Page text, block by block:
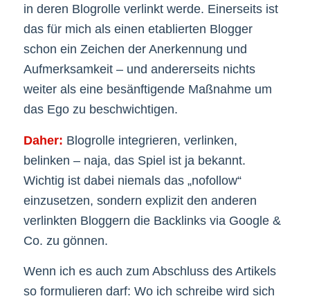
in deren Blogrolle verlinkt werde. Einerseits ist
das für mich als einen etablierten Blogger
schon ein Zeichen der Anerkennung und
Aufmerksamkeit – und andererseits nichts
weiter als eine besänftigende Maßnahme um
das Ego zu beschwichtigen.
Daher: Blogrolle integrieren, verlinken,
belinken – naja, das Spiel ist ja bekannt.
Wichtig ist dabei niemals das „nofollow“
einzusetzen, sondern explizit den anderen
verlinkten Bloggern die Backlinks via Google &
Co. zu gönnen.
Wenn ich es auch zum Abschluss des Artikels
so formulieren darf: Wo ich schreibe wird sich